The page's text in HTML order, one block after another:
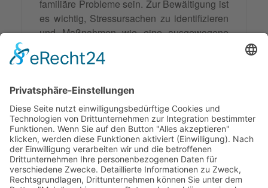
familiäre Probleme sein. Zur Bewältigung ist
es wichtig, Stressursachen zu identifizieren
und Maßnahmen wie eine ausgewogene
Bewegung zu ergreifen. Präventiv sollten
von Grenzen beachtet werden. Bei
anhaltenden Problemen kann professionelle
Hilfe durch Mediation, Coaching oder
Therapie sinnvoll sein.